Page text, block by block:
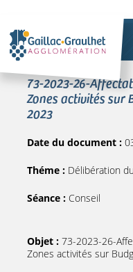
73-2023-26-
Zones activités sur
2023
Date du document :
Théme : Délibération
Séance : Conseil
Objet : 73-2023-26-
Zones activités sur